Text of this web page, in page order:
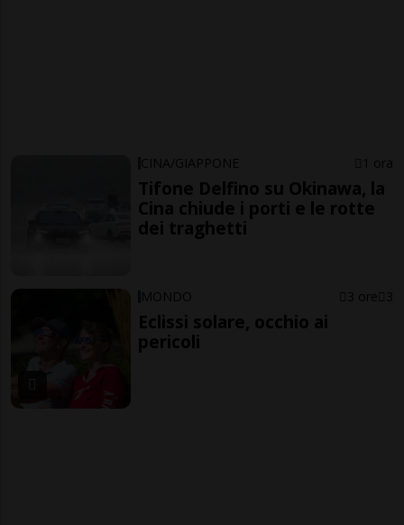
CINA/GIAPPONE 1 ora
Tifone Delfino su Okinawa, la
Cina chiude i porti e le rotte
dei traghetti
MONDO 3 ore 3
Eclissi solare, occhio ai
pericoli